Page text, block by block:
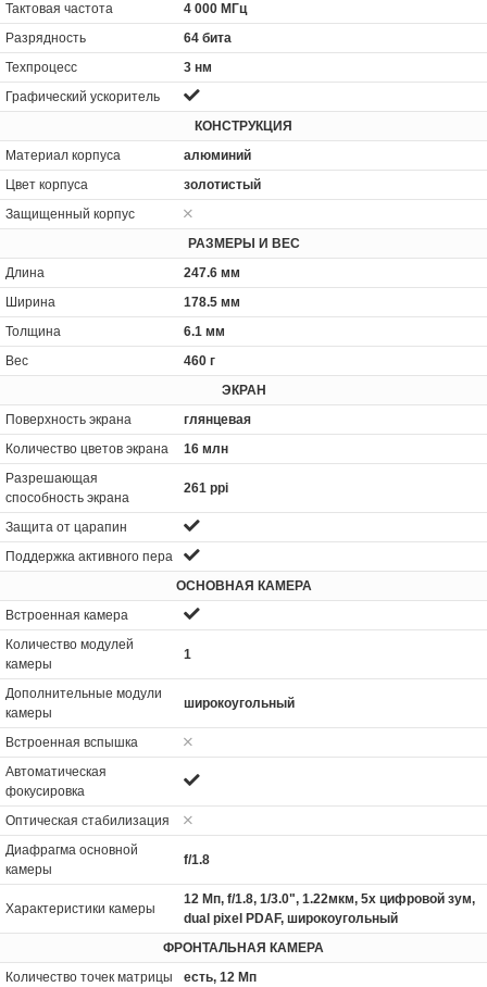
Тактовая частота
4 000 МГц
Разрядность
64 бита
Техпроцесс
3 нм
Графический ускоритель
КОНСТРУКЦИЯ
Материал корпуса
алюминий
Цвет корпуса
золотистый
Защищенный корпус
РАЗМЕРЫ И ВЕС
Длина
247.6 мм
Ширина
178.5 мм
Толщина
6.1 мм
Вес
460 г
ЭКРАН
Поверхность экрана
глянцевая
Количество цветов экрана
16 млн
Разрешающая
способность экрана
261 ppi
Защита от царапин
Поддержка активного пера
ОСНОВНАЯ КАМЕРА
Встроенная камера
Количество модулей
камеры
1
Дополнительные модули
камеры
широкоугольный
Встроенная вспышка
Автоматическая
фокусировка
Оптическая стабилизация
Диафрагма основной
камеры
f/1.8
Характеристики камеры
12 Мп, f/1.8, 1/3.0", 1.22мкм, 5x цифровой зум,
dual pixel PDAF, широкоугольный
ФРОНТАЛЬНАЯ КАМЕРА
Количество точек матрицы
есть, 12 Мп